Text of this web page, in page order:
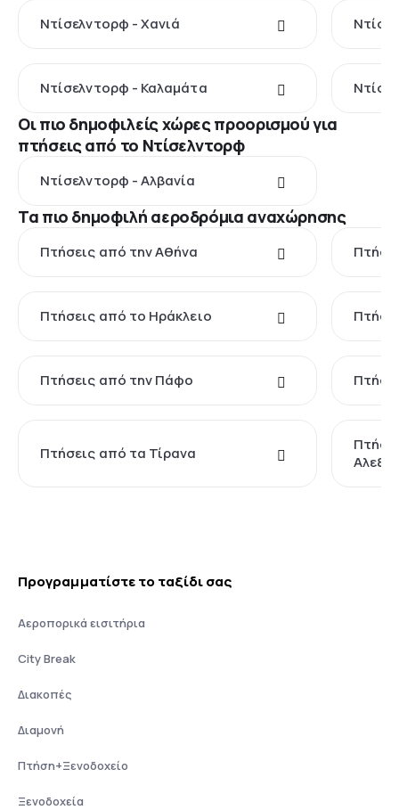
Ντίσελντορφ - Χανιά
Ντίσελντορφ - Καλαμάτα
Οι πιο δημοφιλείς χώρες προορισμού για
πτήσεις από το Ντίσελντορφ
Ντίσελντορφ - Αλβανία
Τα πιο δημοφιλή αεροδρόμια αναχώρησης
Πτήσεις από την Αθήνα
Πτήσεις από το Ηράκλειο
Πτήσεις από την Πάφο
Πτήσεις από τα Τίρανα
Προγραμματίστε το ταξίδι σας
Αεροπορικά εισιτήρια
City Break
Διακοπές
Διαμονή
Πτήση+Ξενοδοχείο
Ξενοδοχεία